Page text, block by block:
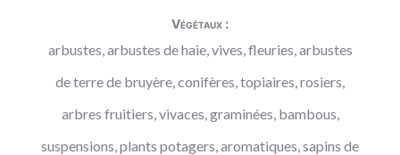
Végétaux :
arbustes, arbustes de haie, vives, fleuries, arbustes
de terre de bruyère, conifères, topiaires, rosiers,
arbres fruitiers, vivaces, graminées, bambous,
suspensions, plants potagers, aromatiques, sapins de